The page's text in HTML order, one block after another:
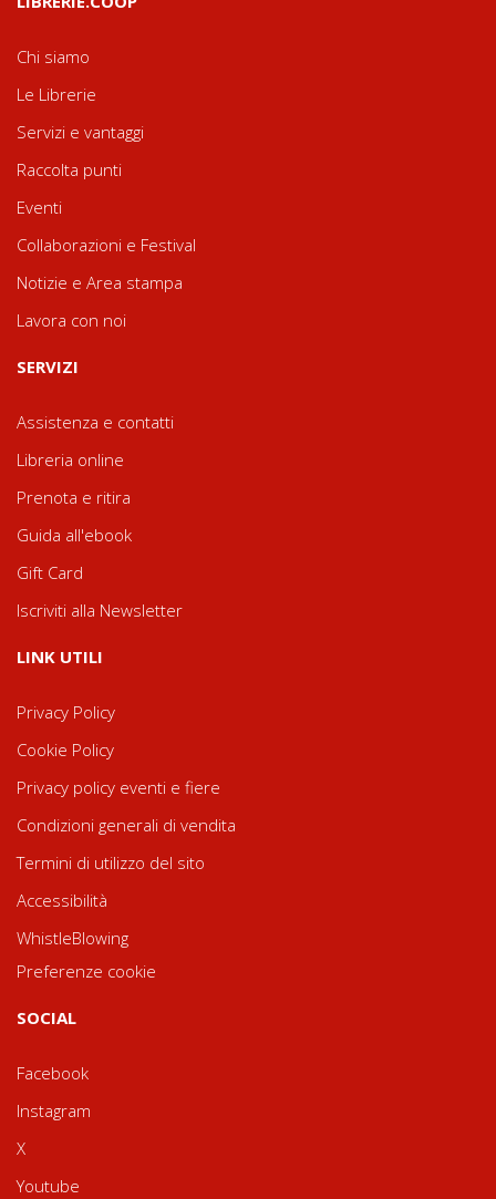
Chi siamo
Le Librerie
Servizi e vantaggi
Raccolta punti
Eventi
Collaborazioni e Festival
Notizie e Area stampa
Lavora con noi
SERVIZI
Assistenza e contatti
Libreria online
Prenota e ritira
Guida all'ebook
Gift Card
Iscriviti alla Newsletter
LINK UTILI
Privacy Policy
Cookie Policy
Privacy policy eventi e fiere
Condizioni generali di vendita
Termini di utilizzo del sito
Accessibilità
WhistleBlowing
Preferenze cookie
SOCIAL
Facebook
Instagram
X
Youtube